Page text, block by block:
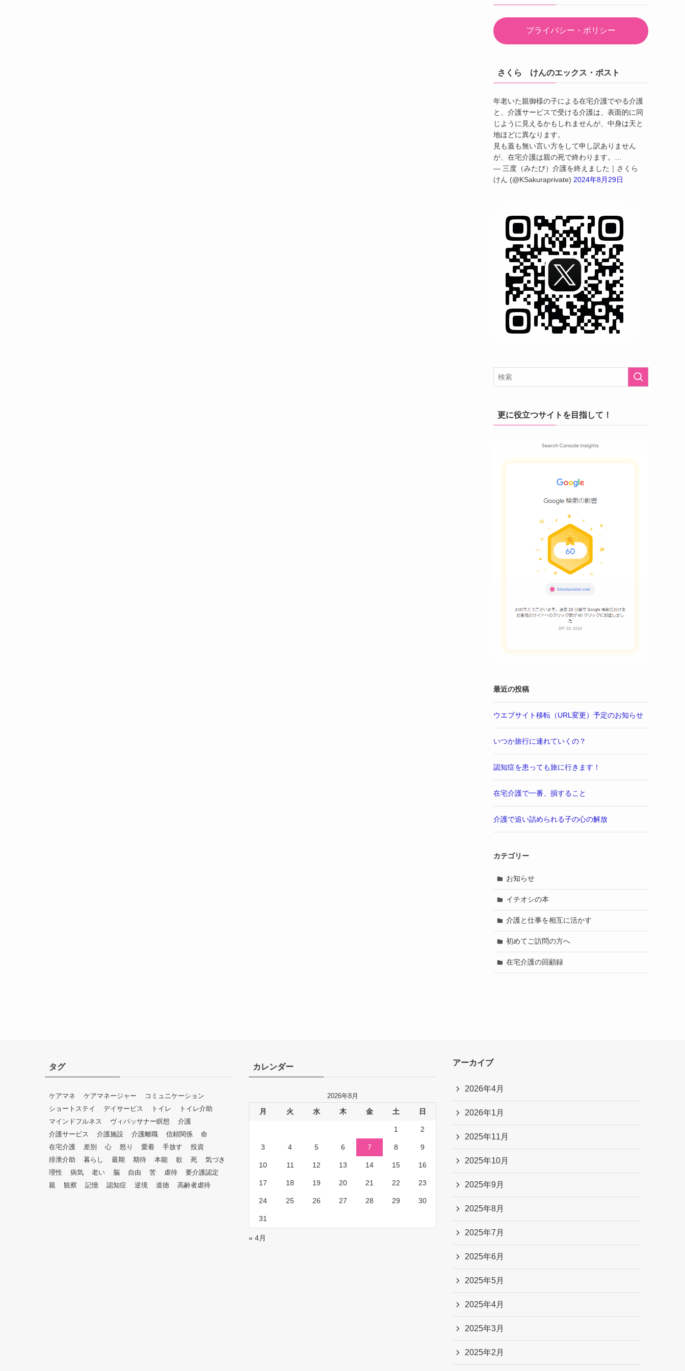
プライバシー・ポリシー
さくら けんのエックス・ポスト
年老いた親御様の子による在宅介護でやる介護
と、介護サービスで受ける介護は、表面的に同
じように見えるかもしれませんが、中身は天と
地ほどに異なります。
見も蓋も無い言い方をして申し訳ありません
が、在宅介護は親の死で終わります。…
— 三度（みたび）介護を終えました｜さくら
けん (@KSakuraprivate) 2024年8月29日
更に役立つサイトを目指して！
最近の投稿
ウエブサイト移転（URL変更）予定のお知らせ
いつか旅行に連れていくの？
認知症を患っても旅に行きます！
在宅介護で一番、損すること
介護で追い詰められる子の心の解放
カテゴリー
お知らせ
イチオシの本
介護と仕事を相互に活かす
初めてご訪問の方へ
在宅介護の回顧録
タグ
ケアマネ ケアマネージャー
コミュニケーション
ショートステイ
デイサービス トイレ
トイレ介助
マインドフルネス
ヴィパッサナー瞑想
介護
介護サービス
介護施設 介護離職 信頼関係
命
在宅介護
差別 心 怒り 愛着 手放す
投資
排泄介助
暮らし 最期 期待 本能 欲 死
気づき
理性
病気 老い 脳 自由 苦 虐待
要介護認定
親
観察 記憶 認知症 逆境 道徳 高齢者虐待
カレンダー
2026年8月
月 火 水 木 金 土 日
1 2
3 4 5 6 7 8 9
10 11 12 13 14 15 16
17 18 19 20 21 22 23
24 25 26 27 28 29 30
31
« 4月
アーカイブ
2026年4月
2026年1月
2025年11月
2025年10月
2025年9月
2025年8月
2025年7月
2025年6月
2025年5月
2025年4月
2025年3月
2025年2月